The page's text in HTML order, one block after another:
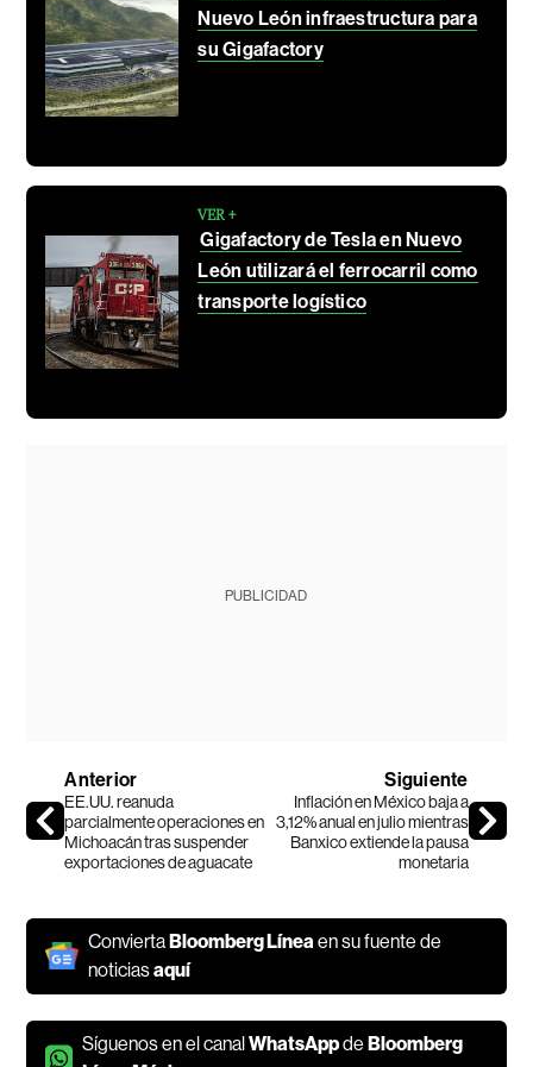
Nuevo León infraestructura para
su Gigafactory
VER +
Gigafactory de Tesla en Nuevo
León utilizará el ferrocarril como
transporte logístico
PUBLICIDAD
Anterior
EE.UU. reanuda
parcialmente operaciones en
Michoacán tras suspender
exportaciones de aguacate
Siguiente
Inflación en México baja a
3,12% anual en julio mientras
Banxico extiende la pausa
monetaria
ConviertaBloomberg Línea en su fuente de
noticiasaquí
Síguenos en el canalWhatsAppdeBloomberg